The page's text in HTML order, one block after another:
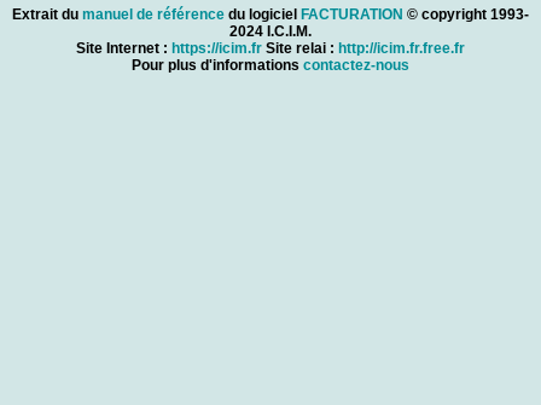
Extrait du manuel de référence du logiciel FACTURATION © copyright 1993-
2024 I.C.I.M.
Site Internet : https://icim.fr Site relai : http://icim.fr.free.fr
Pour plus d'informations contactez-nous